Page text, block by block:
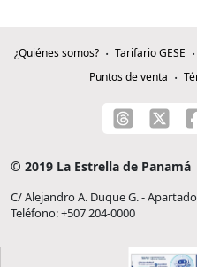
¿Quiénes somos? Tarifario GESE
Puntos de venta
© 2019 La Estrella de Panamá
C/ Alejandro A. Duque G. -
Teléfono: +507 204-0000